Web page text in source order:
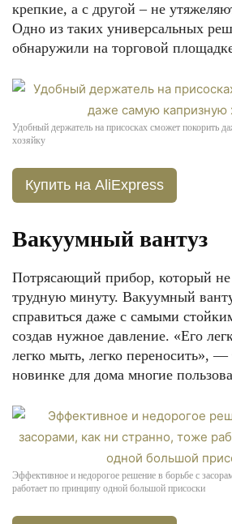
крепкие, а с другой – не
Одно из таких универсальных
обнаружили на торговой
Удобный держатель на присосках сможет покорить
хозяйку
Купить на AliExpress
Вакуумный вантуз
Потрясающий прибор, который не
трудную минуту. Вакуумный
справиться даже с самыми
создав нужное давление. «Его
легко мыть, легко переносить», —
новинке для дома многие
Эффективное и недорогое решение в борьбе с
работает по принципу одной большой присоски